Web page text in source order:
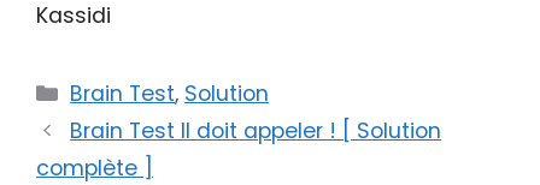
Kassidi
Catégories
Brain Test, Solution
Brain Test Il doit appeler ! [ Solution
complète ]